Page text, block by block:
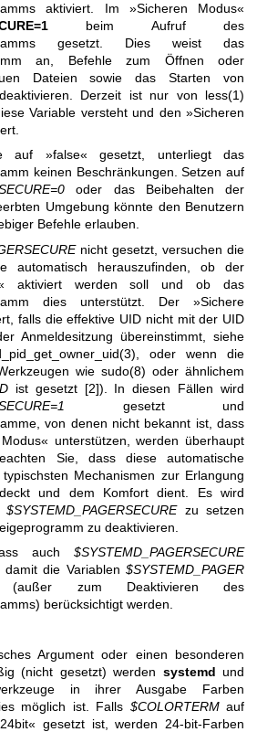
aktiviert. Im »Sicheren Modus«
beim Aufruf des
gesetzt. Dies weist das
an, Befehle zum Öffnen oder
Dateien sowie das Starten von
Derzeit ist nur von less(1)
Variable versteht und den »Sicheren
auf »false« gesetzt, unterliegt das
keinen Beschränkungen. Setzen auf
oder das Beibehalten der
Umgebung könnte den Benutzern
Befehle erlauben.
nicht gesetzt, versuchen die
automatisch herauszufinden, ob der
aktiviert werden soll und ob das
dies unterstützt. Der »Sichere
falls die effektive UID nicht mit der UID
Anmeldesitzung übereinstimmt, siehe
, oder wenn die
wie sudo(8) oder ähnlichem
ist gesetzt [2]). In diesen Fällen wird
gesetzt und
von denen nicht bekannt ist, dass
unterstützen, werden überhaupt
Sie, dass diese automatische
Mechanismen zur Erlangung
und dem Komfort dient. Es wird
$SYSTEMD_PAGERSECUREzu setzen
zu deaktivieren.
auch $SYSTEMD_PAGERSECURE
die Variablen $SYSTEMD_PAGER
zum Deaktivieren des
berücksichtigt werden.
Argument oder einen besonderen
(nicht gesetzt) werden systemd und
in ihrer Ausgabe Farben
möglich ist. Falls $COLORTERMauf
gesetzt ist, werden 24-bit-Farben